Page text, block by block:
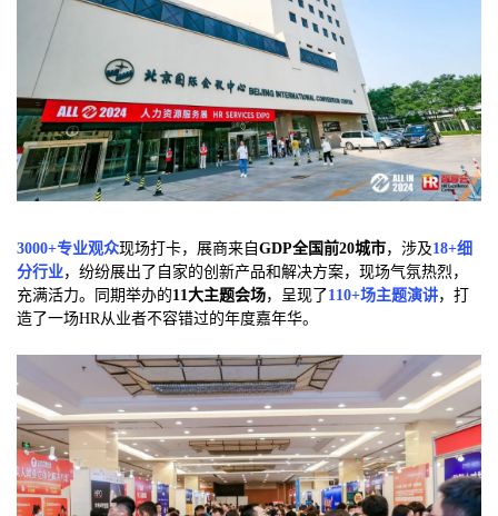
3000+专业观众现场打卡，展商来自GDP全国前20城市，涉及18+细
分行业，纷纷展出了自家的创新产品和解决方案，现场气氛热烈，
充满活力。同期举办的11大主题会场，呈现了110+场主题演讲，打
造了一场HR从业者不容错过的年度嘉年华。